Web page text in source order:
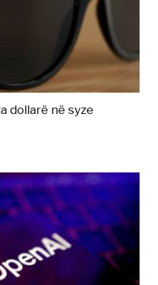
dollarë në syze